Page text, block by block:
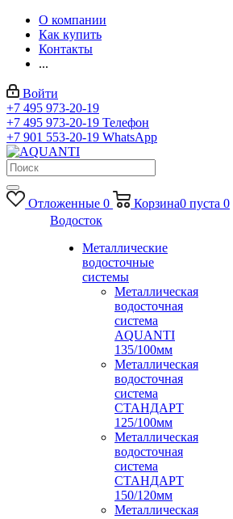
О компании
Как купить
Контакты
...
Войти
+7 495 973-20-19
+7 495 973-20-19 Телефон
+7 901 553-20-19 WhatsApp
Отложенные 0 Корзина0 пуста 0
Водосток
Металлические
водосточные
системы
Металлическая
водосточная
система
AQUANTI
135/100мм
Металлическая
водосточная
система
СТАНДАРТ
125/100мм
Металлическая
водосточная
система
СТАНДАРТ
150/120мм
Металлическая